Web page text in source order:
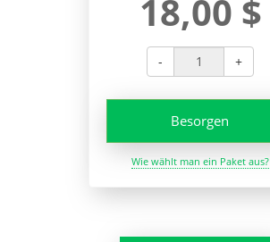
18,00 $
- +
Besorgen
Wie wählt man ein Paket aus?